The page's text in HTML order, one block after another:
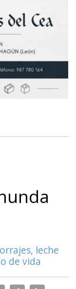
leche
de vida